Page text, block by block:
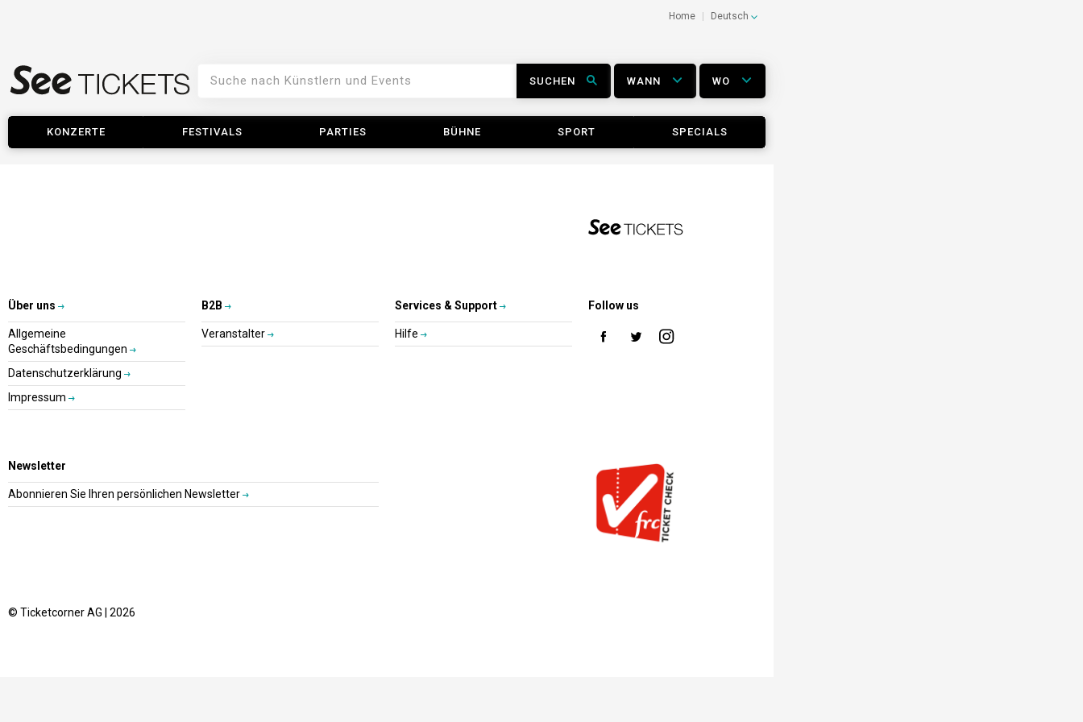
Home Deutsch
SUCHEN WANN WO
KONZERTE FESTIVALS PARTIES BÜHNE SPORT SPECIALS
Über uns
Allgemeine
Geschäftsbedingungen
Datenschutzerklärung
Impressum
B2B
Veranstalter
Services & Support
Hilfe
Follow us
Newsletter
Abonnieren Sie Ihren persönlichen Newsletter
© Ticketcorner AG | 2026